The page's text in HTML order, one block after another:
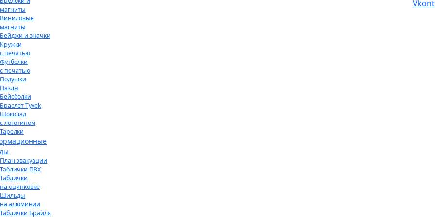
магниты
Виниловые
магниты
Бейджи и значки
Кружки
с печатью
Футболки
с печатью
Подушки
Пазлы
Бейсболки
Браслет Tyvek
Шоколад
с логотипом
Тарелки
План эвакуации
Таблички ПВХ
Таблички
на оцинковке
Шильды
на алюминии
Таблички Брайля